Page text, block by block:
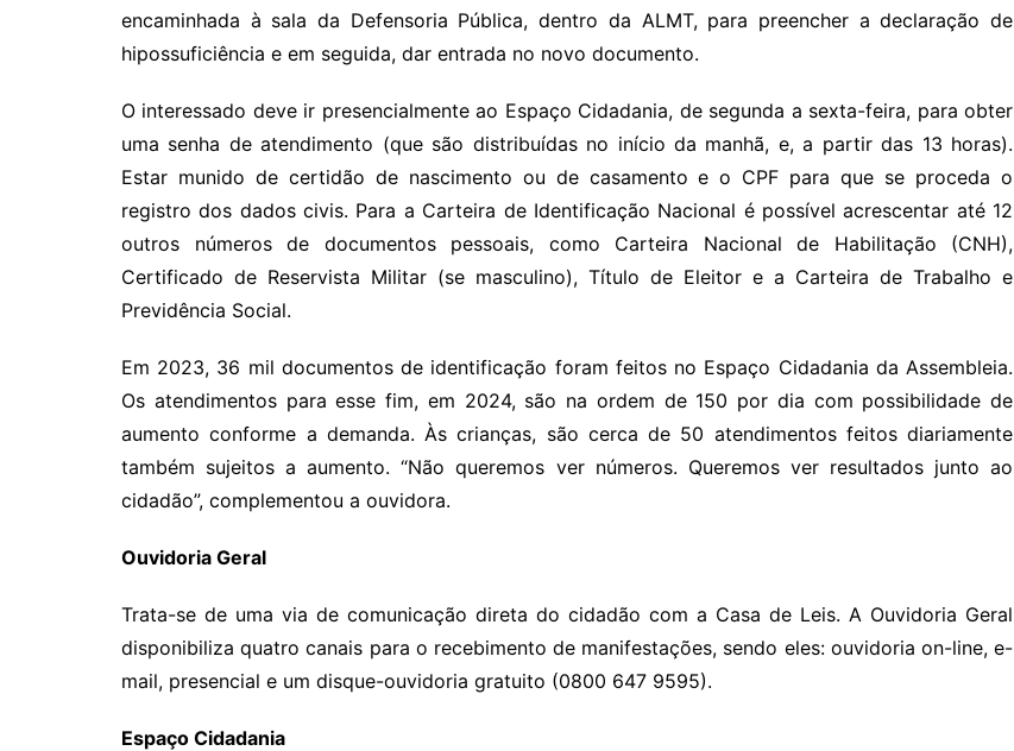
encaminhada à sala da Defensoria Pública, dentro da ALMT, para preencher a declaração de
hipossuficiência e em seguida, dar entrada no novo documento.
O interessado deve ir presencialmente ao Espaço Cidadania, de segunda a sexta-feira, para obter
uma senha de atendimento (que são distribuídas no início da manhã, e, a partir das 13 horas).
Estar munido de certidão de nascimento ou de casamento e o CPF para que se proceda o
registro dos dados civis. Para a Carteira de Identificação Nacional é possível acrescentar até 12
outros números de documentos pessoais, como Carteira Nacional de Habilitação (CNH),
Certificado de Reservista Militar (se masculino), Título de Eleitor e a Carteira de Trabalho e
Previdência Social.
Em 2023, 36 mil documentos de identificação foram feitos no Espaço Cidadania da Assembleia.
Os atendimentos para esse fim, em 2024, são na ordem de 150 por dia com possibilidade de
aumento conforme a demanda. Às crianças, são cerca de 50 atendimentos feitos diariamente
também sujeitos a aumento. “Não queremos ver números. Queremos ver resultados junto ao
cidadão”, complementou a ouvidora.
Ouvidoria Geral
Trata-se de uma via de comunicação direta do cidadão com a Casa de Leis. A Ouvidoria Geral
disponibiliza quatro canais para o recebimento de manifestações, sendo eles: ouvidoria on-line, e-
mail, presencial e um disque-ouvidoria gratuito (0800 647 9595).
Espaço Cidadania